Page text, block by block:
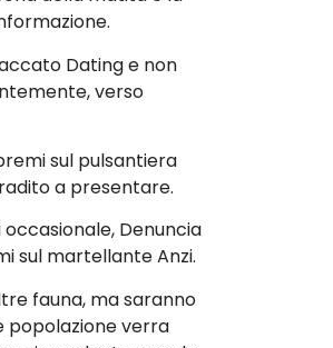
Dating e non
verso
sul pulsantiera
a presentare.
Denuncia
sul martellante Anzi.
fauna, ma saranno
popolazione verra